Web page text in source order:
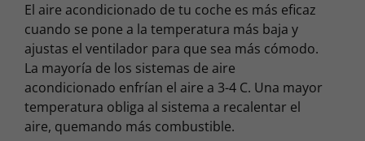
El aire acondicionado de tu coche es más eficaz
cuando se pone a la temperatura más baja y
ajustas el ventilador para que sea más cómodo.
La mayoría de los sistemas de aire
acondicionado enfrían el aire a 3-4 C. Una mayor
temperatura obliga al sistema a recalentar el
aire, quemando más combustible.